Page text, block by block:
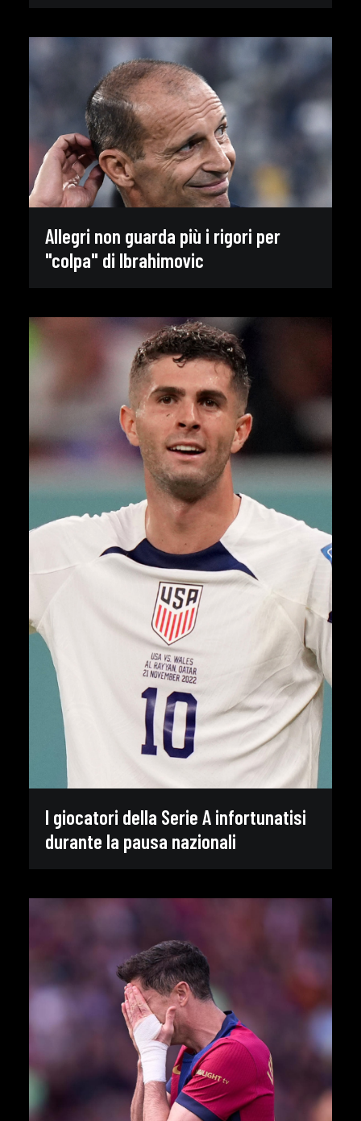
Allegri non guarda più i rigori per
"colpa" di Ibrahimovic
I giocatori della Serie A infortunatisi
durante la pausa nazionali